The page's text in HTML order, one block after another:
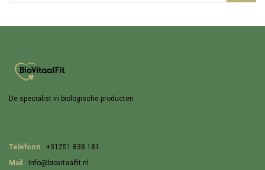
De specialist in biologische producten
Telefoon
+31251 838 181
Mail
Info@biovitaalfit.nl